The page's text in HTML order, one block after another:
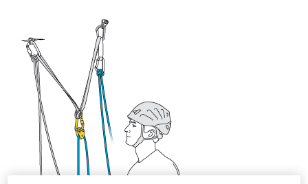
autónoma.
Damos ejemplos de técnicas relacionadas con
su actividad. Pueden existir otras que no
describimos aquí.